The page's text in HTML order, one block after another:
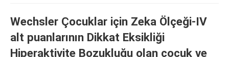
Wechsler Çocuklar için Zeka Ölçeği-IV
alt puanlarının Dikkat Eksikliği
Hiperaktivite Bozukluğu olan çocuk ve